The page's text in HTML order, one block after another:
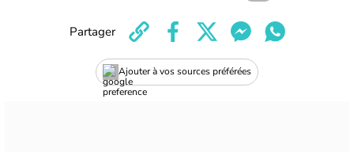
Ajouter à vos sources préférées
Partager